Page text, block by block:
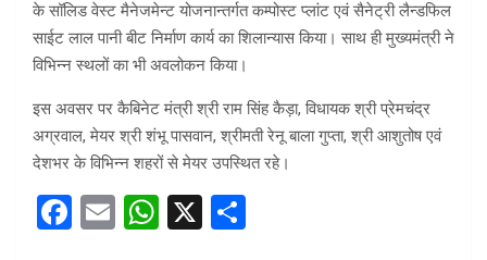
के सॉलिड वेस्ट मैनेजमेन्ट योजनान्तर्गत कम्पोस्ट प्लांट एवं सैनेट्री लैन्डफिल
साईट लाल पानी बीट निर्माण कार्य का शिलान्यास किया। साथ ही मुख्यमंत्री ने
विभिन्न स्थलों का भी अवलोकन किया।
इस अवसर पर कैबिनेट मंत्री श्री राम सिंह कैड़ा, विधायक श्री प्रेमचंद्र
अग्रवाल, मेयर श्री शंभू पासवान, श्रीमती रेनू बाला गुप्ता, श्री आशुतोष एवं
देशभर के विभिन्न शहरों से मेयर उपस्थित रहे।
F
E
W X